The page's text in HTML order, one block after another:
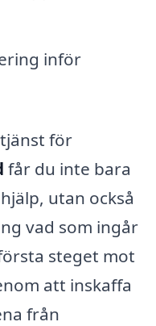
inför
för
får du inte bara
utan också
vad som ingår
steget mot
att inskaffa
från